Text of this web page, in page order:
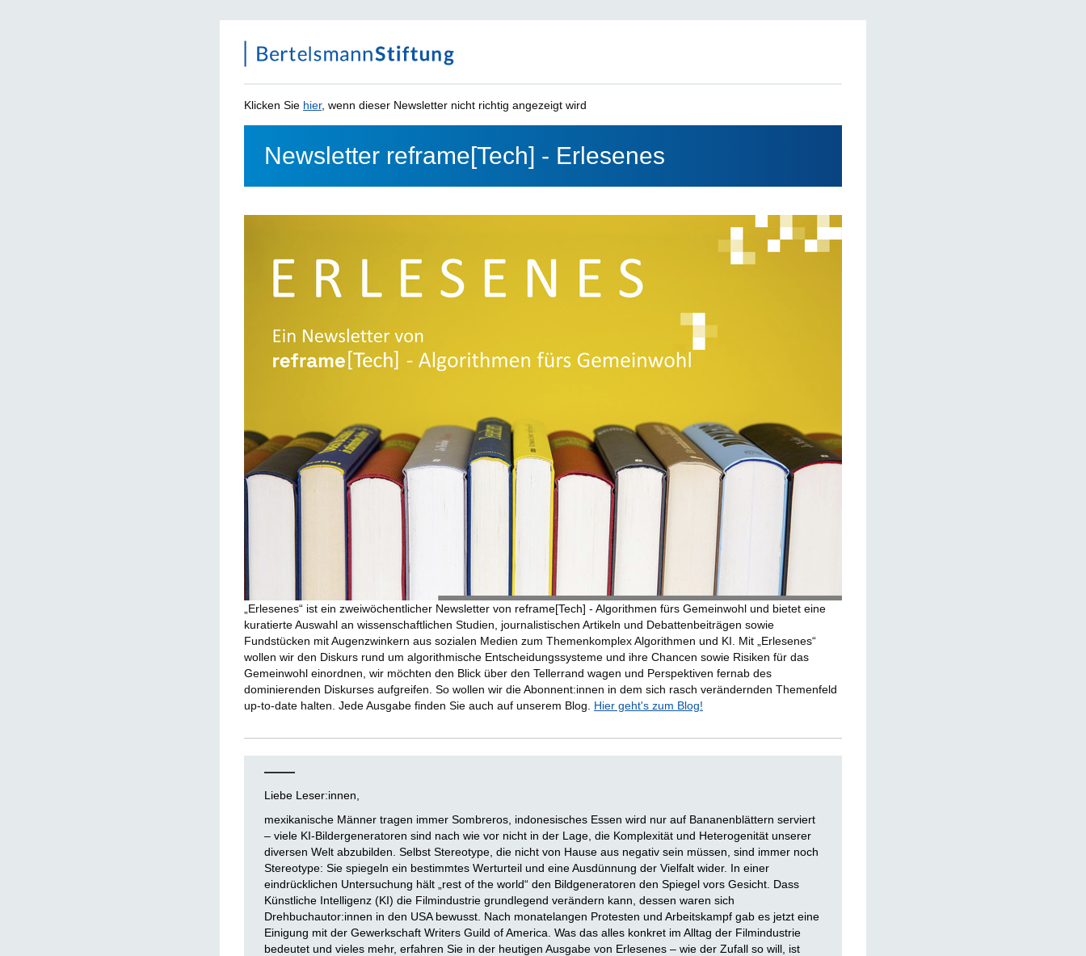
Klicken Sie hier, wenn dieser Newsletter nicht richtig angezeigt wird
Newsletter reframe[Tech] - Erlesenes
„Erlesenes“ ist ein zweiwöchentlicher Newsletter von reframe[Tech] - Algorithmen fürs Gemeinwohl und bietet eine
kuratierte Auswahl an wissenschaftlichen Studien, journalistischen Artikeln und Debattenbeiträgen sowie
Fundstücken mit Augenzwinkern aus sozialen Medien zum Themenkomplex Algorithmen und KI. Mit „Erlesenes“
wollen wir den Diskurs rund um algorithmische Entscheidungssysteme und ihre Chancen sowie Risiken für das
Gemeinwohl einordnen, wir möchten den Blick über den Tellerrand wagen und Perspektiven fernab des
dominierenden Diskurses aufgreifen. So wollen wir die Abonnent:innen in dem sich rasch verändernden Themenfeld
up-to-date halten. Jede Ausgabe finden Sie auch auf unserem Blog. Hier geht's zum Blog!
Liebe Leser:innen,
mexikanische Männer tragen immer Sombreros, indonesisches Essen wird nur auf Bananenblättern serviert
– viele KI-Bildergeneratoren sind nach wie vor nicht in der Lage, die Komplexität und Heterogenität unserer
diversen Welt abzubilden. Selbst Stereotype, die nicht von Hause aus negativ sein müssen, sind immer noch
Stereotype: Sie spiegeln ein bestimmtes Werturteil und eine Ausdünnung der Vielfalt wider. In einer
eindrücklichen Untersuchung hält „rest of the world“ den Bildgeneratoren den Spiegel vors Gesicht. Dass
Künstliche Intelligenz (KI) die Filmindustrie grundlegend verändern kann, dessen waren sich
Drehbuchautor:innen in den USA bewusst. Nach monatelangen Protesten und Arbeitskampf gab es jetzt eine
Einigung mit der Gewerkschaft Writers Guild of America. Was das alles konkret im Alltag der Filmindustrie
bedeutet und vieles mehr, erfahren Sie in der heutigen Ausgabe von Erlesenes – wie der Zufall so will, ist